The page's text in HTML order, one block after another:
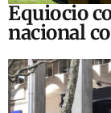
Equiocio
nacional